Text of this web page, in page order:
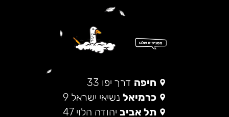
חיפה דרך יפו 33
כרמיאל נשיאי ישראל 9
תל אביב יהודה הלוי 47